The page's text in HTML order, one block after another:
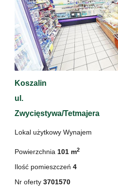
Koszalin
ul.
Zwycięstywa/Tetmajera
Lokal użytkowy Wynajem
Powierzchnia 101 m2
Ilość pomieszczeń 4
Nr oferty 3701570